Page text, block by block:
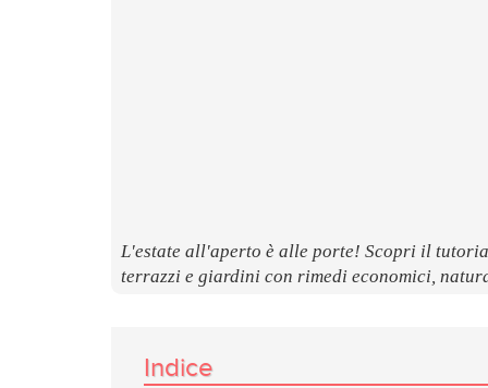
L'estate all'aperto è alle porte! Scopri il
terrazzi e giardini con rimedi economici,
Indice